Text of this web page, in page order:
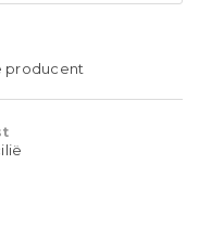
producent